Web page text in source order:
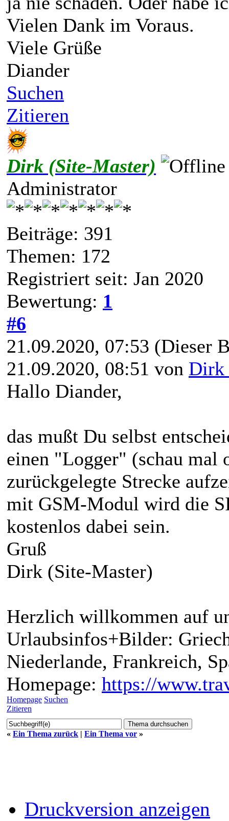
Vielen Dank im Voraus.
Viele Grüße
Diander
Suchen
Zitieren
Dirk (Site-Master)
Administrator
Beiträge: 391
Themen: 172
Registriert seit: Jan 2020
Bewertung: 1
#6
21.09.2020, 07:53 (Dieser
21.09.2020, 08:51 von Dirk
Hallo Diander,
das mußt Du selbst
einen "Logger" (schau mal
zurückgelegte Strecke
mit GSM-Modul wird die
kostenlos dabei sein.
Gruß
Dirk (Site-Master)
Herzlich willkommen auf
Urlaubsinfos+Bilder:
Niederlande, Frankreich,
Homepage: https://
Homepage Suchen
Zitieren
« Ein Thema zurück | Ein Thema vor »
Druckversion anzeigen